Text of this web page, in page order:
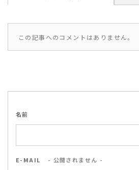
この記事へのコメントはありません。
名前
E-MAIL - 公開されません -